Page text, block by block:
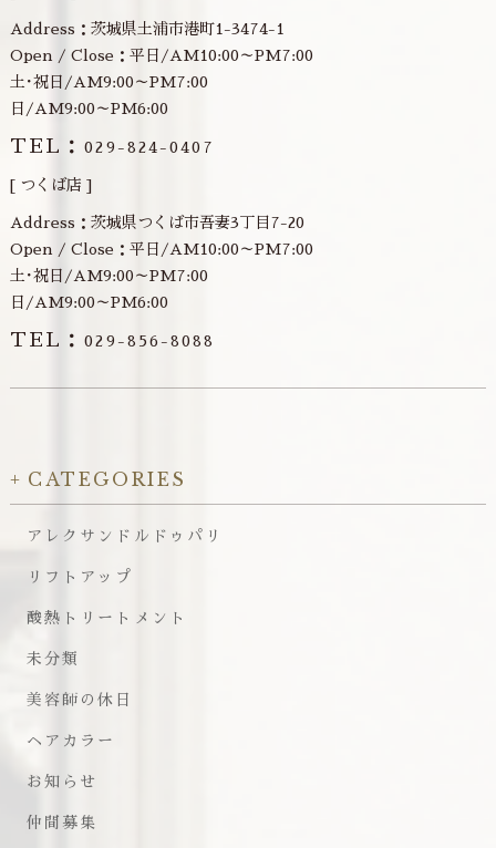
Address：茨城県土浦市港町1-3474-1
Open / Close：平日/AM10:00～PM7:00
土･祝日/AM9:00～PM7:00
日/AM9:00～PM6:00
TEL：029-824-0407
[ つくば店 ]
Address：茨城県つくば市吾妻3丁目7-20
Open / Close：平日/AM10:00～PM7:00
土･祝日/AM9:00～PM7:00
日/AM9:00～PM6:00
TEL：029-856-8088
CATEGORIES
アレクサンドルドゥパリ
リフトアップ
酸熱トリートメント
未分類
美容師の休日
ヘアカラー
お知らせ
仲間募集